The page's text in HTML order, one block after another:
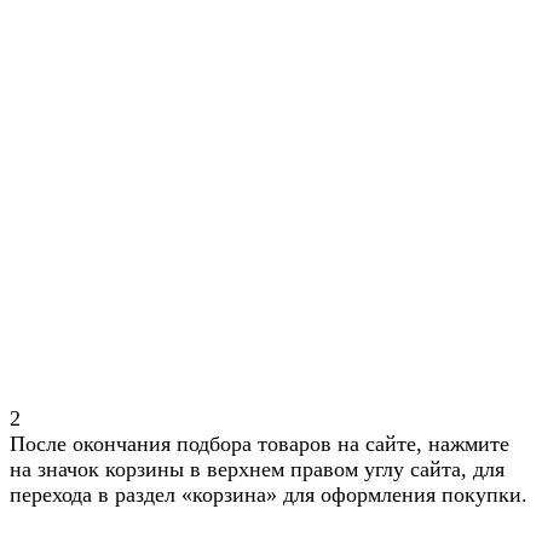
2
После окончания подбора товаров на сайте, нажмите
на значок корзины в верхнем правом углу сайта, для
перехода в раздел «корзина» для оформления покупки.